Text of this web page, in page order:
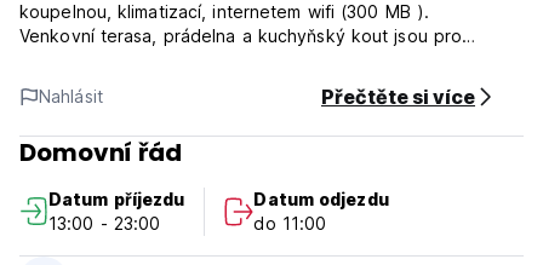
koupelnou, klimatizací, internetem wifi (300 MB ).
Venkovní terasa, prádelna a kuchyňský kout jsou pro
Podmínky a podmínky hostelu del Pacífico:
Storno podmínky: 1 den před příjezdem. V případě
první noc vašeho pobytu.
Check in od 13:00 do 23:30
Nahlásit Přečtěte si více
Domovní řád
Datum příjezdu
13:00 - 23:00
Datum odjezdu
do 11:00